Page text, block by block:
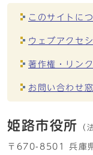
このサイトに
ウェブアクセ
著作権・リン
お問い合わせ
姫路市役所 （
〒670-8501 兵庫